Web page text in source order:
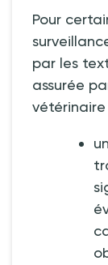
Pour
par les
assurée
vétérinaire